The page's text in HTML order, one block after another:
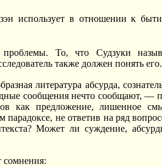
использует в отношении к
То, что Судзуки
также должен понять его.
литература абсурда,
сообщения нечто сообщают, —
как предложение, лишенное
парадоксе, не ответив на ряд
Может ли суждение,
сомнения: